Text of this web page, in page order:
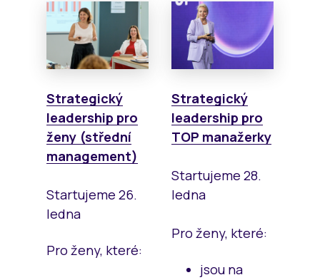
Strategický
leadership pro
ženy (střední
management)
Startujeme 26.
ledna
Pro ženy, které:
Strategický
leadership pro
TOP manažerky
Startujeme 28.
ledna
Pro ženy, které:
jsou na